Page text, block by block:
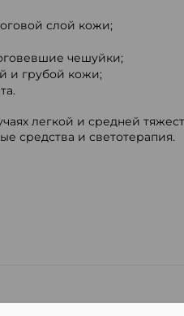
слой кожи;
чешуйки;
и грубой кожи;
легкой и средней
средства и светотерапия.